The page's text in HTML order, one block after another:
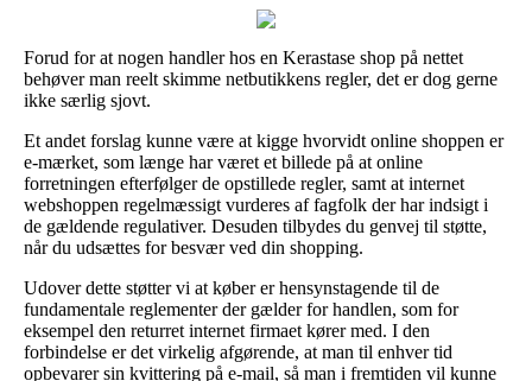
Forud for at nogen handler hos en Kerastase shop på nettet
behøver man reelt skimme netbutikkens regler, det er dog gerne
ikke særlig sjovt.
Et andet forslag kunne være at kigge hvorvidt online shoppen er
e-mærket, som længe har været et billede på at online
forretningen efterfølger de opstillede regler, samt at internet
webshoppen regelmæssigt vurderes af fagfolk der har indsigt i
de gældende regulativer. Desuden tilbydes du genvej til støtte,
når du udsættes for besvær ved din shopping.
Udover dette støtter vi at køber er hensynstagende til de
fundamentale reglementer der gælder for handlen, som for
eksempel den returret internet firmaet kører med. I den
forbindelse er det virkelig afgørende, at man til enhver tid
opbevarer sin kvittering på e-mail, så man i fremtiden vil kunne